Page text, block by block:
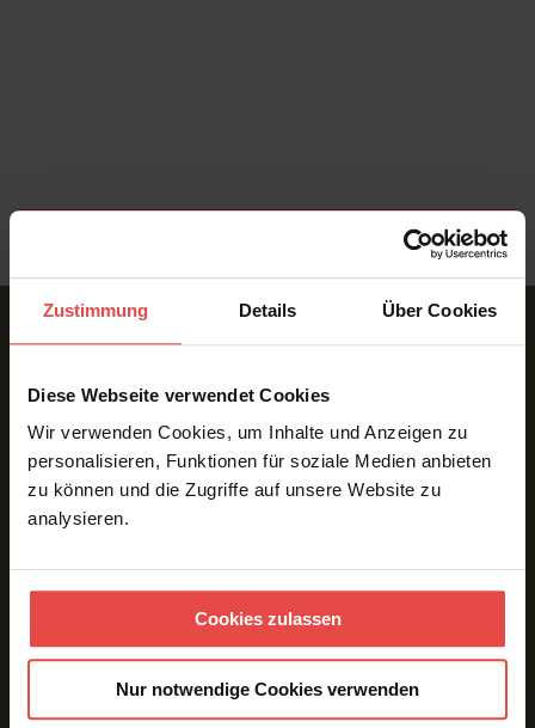
Zustimmung Details Über Cookies
Diese Webseite verwendet Cookies
Wir verwenden Cookies, um Inhalte und Anzeigen zu
personalisieren, Funktionen für soziale Medien anbieten
zu können und die Zugriffe auf unsere Website zu
analysieren.
Cookies zulassen
Nur notwendige Cookies verwenden
Request a quote
Conference Interpreting | In-Person * Online * Hybrid.
Interpreting Teams
Interpreting Technology
Translations